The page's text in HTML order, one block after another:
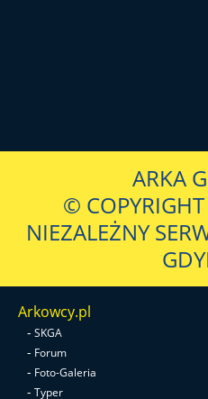
ARKA
©
NIEZALEŻNY
Arkowcy.pl
- SKGA
- Forum
- Foto-Galeria
- Typer